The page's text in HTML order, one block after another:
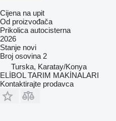
Cijena na upit
Od proizvođača
Prikolica autocisterna
2026
Stanje novi
Broj osovina 2
Turska, Karatay/Konya
ELİBOL TARIM MAKİNALARI
Kontaktirajte prodavca